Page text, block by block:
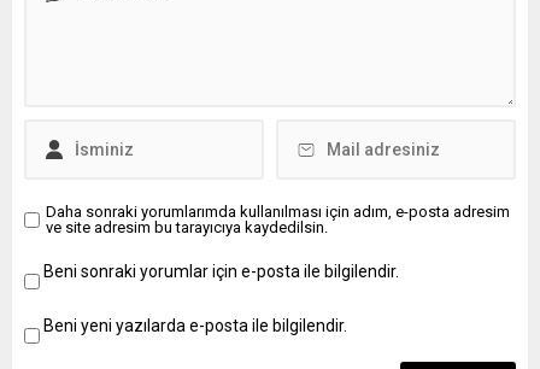
Daha sonraki yorumlarımda kullanılması için adım, e-posta adresim
ve site adresim bu tarayıcıya kaydedilsin.
Beni sonraki yorumlar için e-posta ile bilgilendir.
Beni yeni yazılarda e-posta ile bilgilendir.